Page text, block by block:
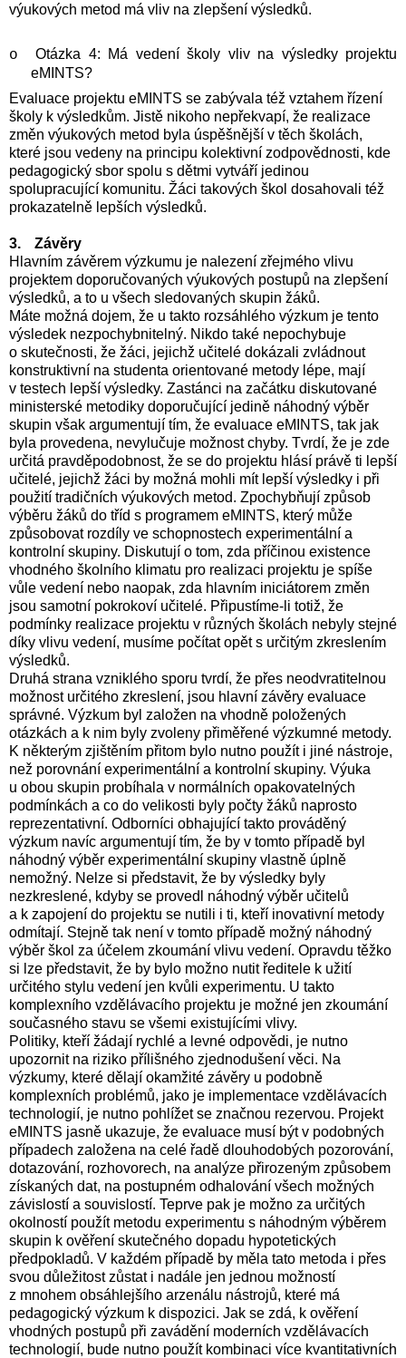
výukových metod má vliv na zlepšení výsledků.
o
Otázka 4: Má vedení školy vliv na výsledky projektu
eMINTS?
Evaluace projektu eMINTS se zabývala též vztahem řízení
školy k výsledkům. Jistě nikoho nepřekvapí, že realizace
změn výukových metod byla úspěšnější v těch školách,
které jsou vedeny na principu kolektivní zodpovědnosti, kde
pedagogický sbor spolu s dětmi vytváří jedinou
spolupracující komunitu. Žáci takových škol dosahovali též
prokazatelně lepších výsledků.
3.
Závěry
Hlavním závěrem výzkumu je nalezení zřejmého vlivu
projektem doporučovaných výukových postupů na zlepšení
výsledků, a to u všech sledovaných skupin žáků.
Máte možná dojem, že u takto rozsáhlého výzkum je tento
výsledek nezpochybnitelný. Nikdo také nepochybuje
o skutečnosti, že žáci, jejichž učitelé dokázali zvládnout
konstruktivní na studenta orientované metody lépe, mají
v testech lepší výsledky. Zastánci na začátku diskutované
ministerské metodiky doporučující jedině náhodný výběr
skupin však argumentují tím, že evaluace eMINTS, tak jak
byla provedena, nevylučuje možnost chyby. Tvrdí, že je zde
určitá pravděpodobnost, že se do projektu hlásí právě ti lepší
učitelé, jejichž žáci by možná mohli mít lepší výsledky i při
použití tradičních výukových metod. Zpochybňují způsob
výběru žáků do tříd s programem eMINTS, který může
způsobovat rozdíly ve schopnostech experimentální a
kontrolní skupiny. Diskutují o tom, zda příčinou existence
vhodného školního klimatu pro realizaci projektu je spíše
vůle vedení nebo naopak, zda hlavním iniciátorem změn
jsou samotní pokrokoví učitelé. Připustíme-li totiž, že
podmínky realizace projektu v různých školách nebyly stejné
díky vlivu vedení, musíme počítat opět s určitým zkreslením
výsledků.
Druhá strana vzniklého sporu tvrdí, že přes neodvratitelnou
možnost určitého zkreslení, jsou hlavní závěry evaluace
správné. Výzkum byl založen na vhodně položených
otázkách a k nim byly zvoleny přiměřené výzkumné metody.
K některým zjištěním přitom bylo nutno použít i jiné nástroje,
než porovnání experimentální a kontrolní skupiny. Výuka
u obou skupin probíhala v normálních opakovatelných
podmínkách a co do velikosti byly počty žáků naprosto
reprezentativní. Odborníci obhajující takto prováděný
výzkum navíc argumentují tím, že by v tomto případě byl
náhodný výběr experimentální skupiny vlastně úplně
nemožný. Nelze si představit, že by výsledky byly
nezkreslené, kdyby se provedl náhodný výběr učitelů
a k zapojení do projektu se nutili i ti, kteří inovativní metody
odmítají. Stejně tak není v tomto případě možný náhodný
výběr škol za účelem zkoumání vlivu vedení. Opravdu těžko
si lze představit, že by bylo možno nutit ředitele k užití
určitého stylu vedení jen kvůli experimentu. U takto
komplexního vzdělávacího projektu je možné jen zkoumání
současného stavu se všemi existujícími vlivy.
Politiky, kteří žádají rychlé a levné odpovědi, je nutno
upozornit na riziko přílišného zjednodušení věci. Na
výzkumy, které dělají okamžité závěry u podobně
komplexních problémů, jako je implementace vzdělávacích
technologií, je nutno pohlížet se značnou rezervou. Projekt
eMINTS jasně ukazuje, že evaluace musí být v podobných
případech založena na celé řadě dlouhodobých pozorování,
dotazování, rozhovorech, na analýze přirozeným způsobem
získaných dat, na postupném odhalování všech možných
závislostí a souvislostí. Teprve pak je možno za určitých
okolností použít metodu experimentu s náhodným výběrem
skupin k ověření skutečného dopadu hypotetických
předpokladů. V každém případě by měla tato metoda i přes
svou důležitost zůstat i nadále jen jednou možností
z mnohem obsáhlejšího arzenálu nástrojů, které má
pedagogický výzkum k dispozici. Jak se zdá, k ověření
vhodných postupů při zavádění moderních vzdělávacích
technologií, bude nutno použít kombinaci více kvantitativních